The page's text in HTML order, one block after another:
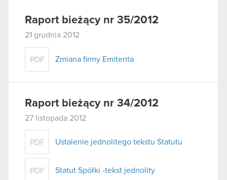
Raport bieżący nr 35/2012
21 grudnia 2012
PDF Zmiana firmy Emitenta
Raport bieżący nr 34/2012
27 listopada 2012
PDF Ustalenie jednolitego tekstu Statutu
PDF Statut Spółki -tekst jednolity